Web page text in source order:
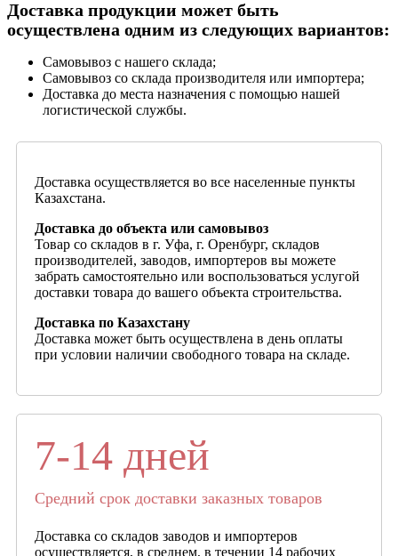
Доставка продукции может быть
осуществлена одним из следующих вариантов:
Самовывоз с нашего склада;
Самовывоз со склада производителя или импортера;
Доставка до места назначения с помощью нашей
логистической службы.
Доставка осуществляется во все населенные пункты
Казахстана.
Доставка до объекта или самовывоз
Товар со складов в г. Уфа, г. Оренбург, складов
производителей, заводов, импортеров вы можете
забрать самостоятельно или воспользоваться услугой
доставки товара до вашего объекта строительства.
Доставка по Казахстану
Доставка может быть осуществлена в день оплаты
при условии наличии свободного товара на складе.
7-14 дней
Средний срок доставки заказных товаров
Доставка со складов заводов и импортеров
осуществляется, в среднем, в течении 14 рабочих